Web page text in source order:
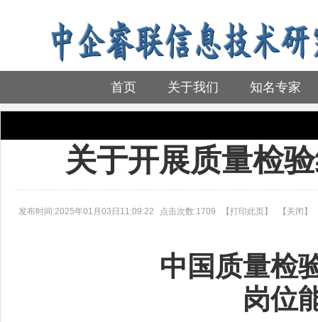
首页 关于我们 知名专家
关于开展质量检
发布时间:2025年01月03日11:09:22 点击次数:1709 【打印此页】 【 关闭 】
中国质量检
岗位